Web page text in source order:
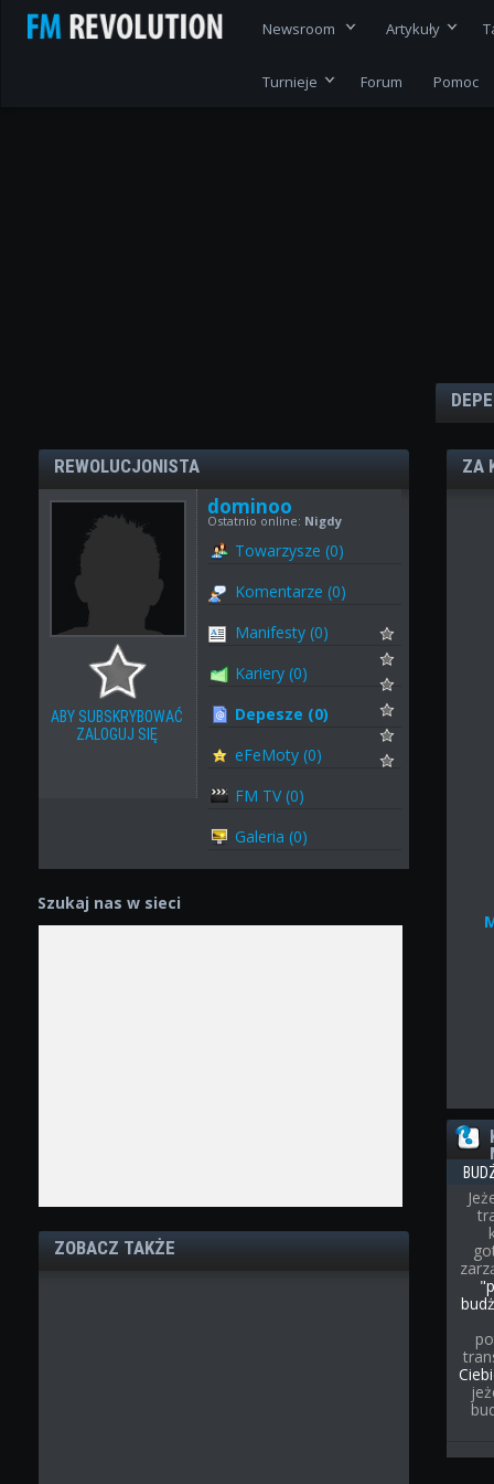
Newsroom Artykuły
Turnieje Forum Pomoc
REWOLUCJONISTA
ABY SUBSKRYBOWAĆ
ZALOGUJ SIĘ
dominoo
Ostatnio online: Nigdy
Towarzysze (0)
Komentarze (0)
Manifesty (0)
Kariery (0)
Depesze (0)
eFeMoty (0)
FM TV (0)
Galeria (0)
Szukaj nas w sieci
ZOBACZ TAKŻE
ZA